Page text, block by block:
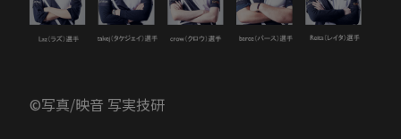
©写真/映音 写実技研